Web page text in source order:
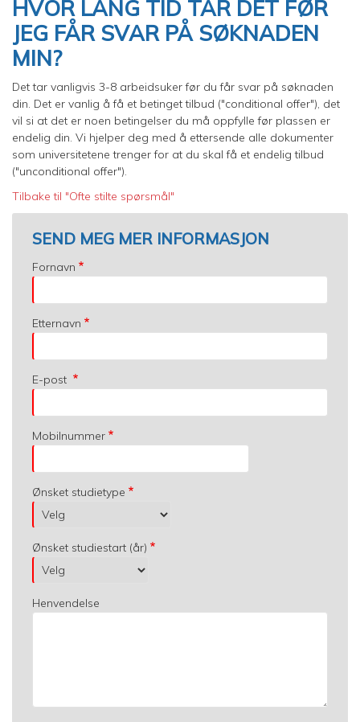
HVOR LANG TID TAR DET FØR
JEG FÅR SVAR PÅ SØKNADEN
MIN?
Det tar vanligvis 3-8 arbeidsuker før du får svar på søknaden
din. Det er vanlig å få et betinget tilbud ("conditional offer"), det
vil si at det er noen betingelser du må oppfylle før plassen er
endelig din. Vi hjelper deg med å ettersende alle dokumenter
som universitetene trenger for at du skal få et endelig tilbud
("unconditional offer").
Tilbake til "Ofte stilte spørsmål"
SEND MEG MER INFORMASJON
Fornavn
Etternavn
E-post
Mobilnummer
Ønsket studietype
Ønsket studiestart (år)
Henvendelse